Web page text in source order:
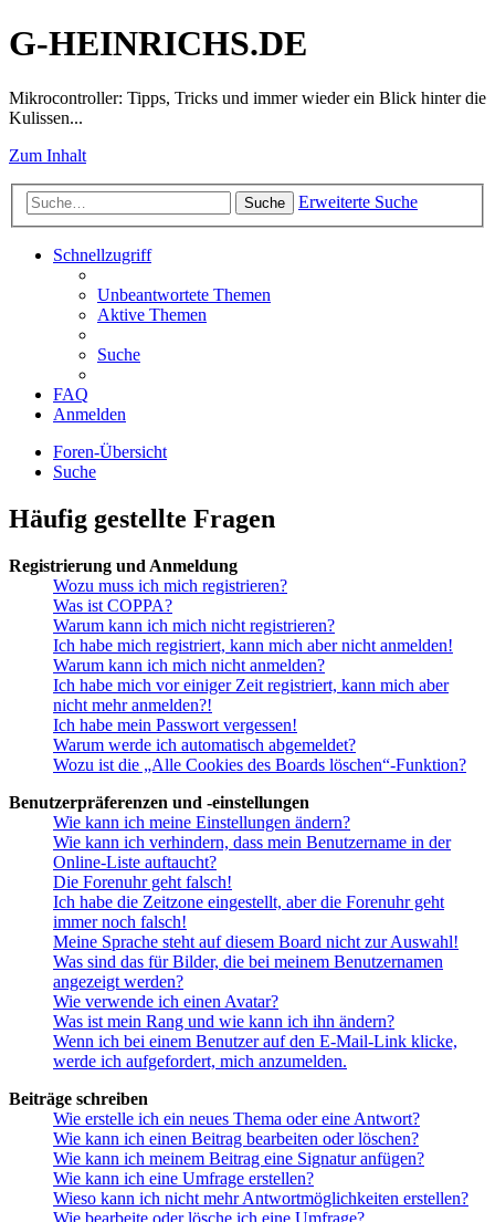
G-HEINRICHS.DE
Mikrocontroller: Tipps, Tricks und immer wieder ein Blick hinter die
Kulissen...
Zum Inhalt
Suche Erweiterte Suche
Schnellzugriff
Unbeantwortete Themen
Aktive Themen
Suche
FAQ
Anmelden
Foren-Übersicht
Suche
Häufig gestellte Fragen
Registrierung und Anmeldung
Wozu muss ich mich registrieren?
Was ist COPPA?
Warum kann ich mich nicht registrieren?
Ich habe mich registriert, kann mich aber nicht anmelden!
Warum kann ich mich nicht anmelden?
Ich habe mich vor einiger Zeit registriert, kann mich aber
nicht mehr anmelden?!
Ich habe mein Passwort vergessen!
Warum werde ich automatisch abgemeldet?
Wozu ist die „Alle Cookies des Boards löschen“-Funktion?
Benutzerpräferenzen und -einstellungen
Wie kann ich meine Einstellungen ändern?
Wie kann ich verhindern, dass mein Benutzername in der
Online-Liste auftaucht?
Die Forenuhr geht falsch!
Ich habe die Zeitzone eingestellt, aber die Forenuhr geht
immer noch falsch!
Meine Sprache steht auf diesem Board nicht zur Auswahl!
Was sind das für Bilder, die bei meinem Benutzernamen
angezeigt werden?
Wie verwende ich einen Avatar?
Was ist mein Rang und wie kann ich ihn ändern?
Wenn ich bei einem Benutzer auf den E-Mail-Link klicke,
werde ich aufgefordert, mich anzumelden.
Beiträge schreiben
Wie erstelle ich ein neues Thema oder eine Antwort?
Wie kann ich einen Beitrag bearbeiten oder löschen?
Wie kann ich meinem Beitrag eine Signatur anfügen?
Wie kann ich eine Umfrage erstellen?
Wieso kann ich nicht mehr Antwortmöglichkeiten erstellen?